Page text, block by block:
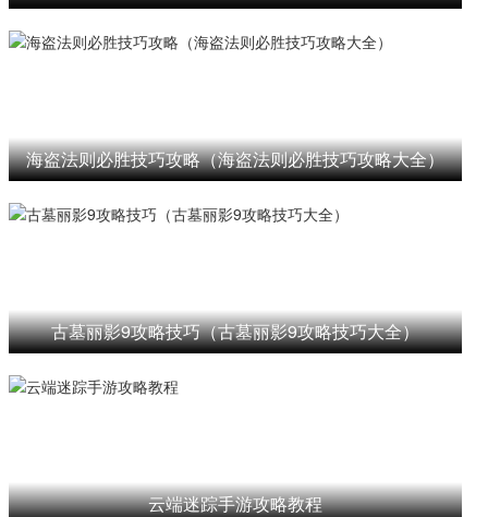
海盗法则必胜技巧攻略（海盗法则必胜技巧攻略大全）
古墓丽影9攻略技巧（古墓丽影9攻略技巧大全）
云端迷踪手游攻略教程